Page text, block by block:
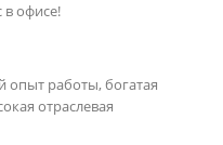
в офисе!
опыт работы, богатая
отраслевая